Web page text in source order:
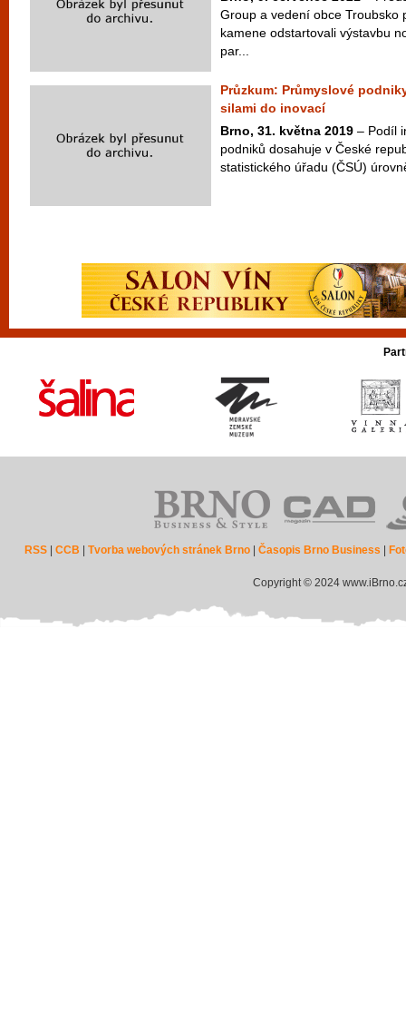
Group a vedení obce Troubsko
kamene odstartovali výstavbu
par...
Průzkum: Průmyslové
silami do inovací
Brno, 31. května 2019 – Podíl
podniků dosahuje v České
statistického úřadu (ČSÚ)
RSS |CCB |Tvorba webových stránek Brno |Časopis Brno Business
Copyright © 2024